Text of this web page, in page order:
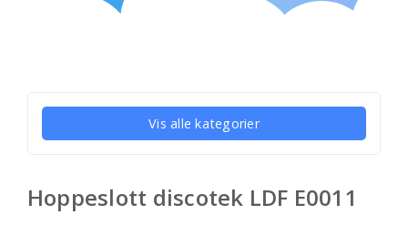
Vis alle kategorier
Hoppeslott discotek LDF E0011